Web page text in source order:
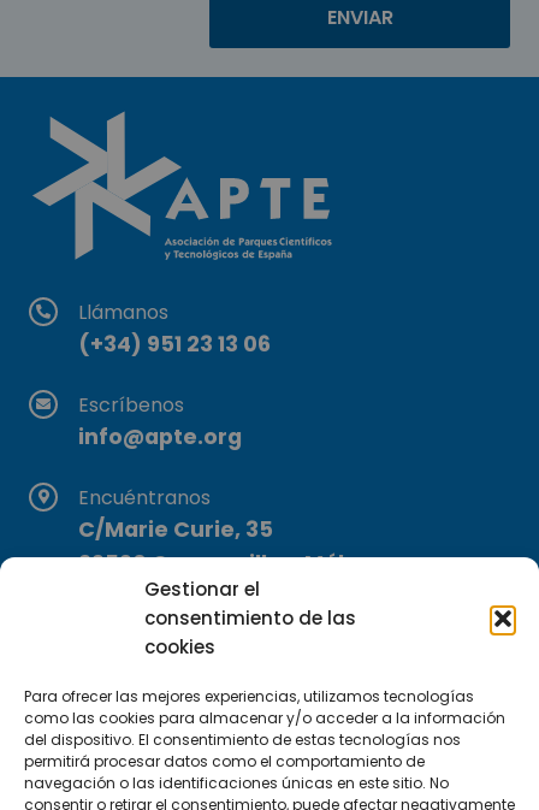
Gestionar el
consentimiento de las
cookies
Para ofrecer las mejores experiencias, utilizamos tecnologías
como las cookies para almacenar y/o acceder a la información
del dispositivo. El consentimiento de estas tecnologías nos
permitirá procesar datos como el comportamiento de
navegación o las identificaciones únicas en este sitio. No
consentir o retirar el consentimiento, puede afectar negativamente
Llámanos
(+34) 951 23 13 06
Escríbenos
info@apte.org
Encuéntranos
C/Marie Curie, 35
29590 Campanillas, Málaga
Suscríbete a nuestra Newsletter